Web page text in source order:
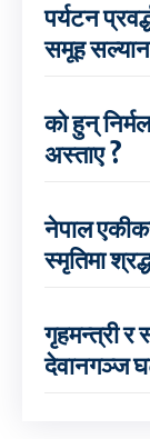
पर्यटन
समूह
को हुन्
अस्ताए ?
नेपाल
स्मृतिमा
गृहमन्त्री र
देवानगञ्ज